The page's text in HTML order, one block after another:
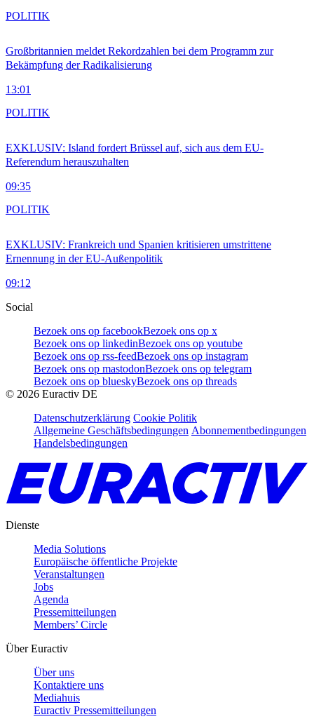
Großbritannien meldet Rekordzahlen bei dem Programm zur
Bekämpfung der Radikalisierung
13:01
POLITIK
EXKLUSIV: Island fordert Brüssel auf, sich aus dem EU-
Referendum herauszuhalten
09:35
POLITIK
EXKLUSIV: Frankreich und Spanien kritisieren umstrittene
Ernennung in der EU-Außenpolitik
09:12
POLITIK
Social
Bezoek ons op facebookBezoek ons op x
Bezoek ons op linkedinBezoek ons op youtube
Bezoek ons op rss-feedBezoek ons op instagram
Bezoek ons op mastodonBezoek ons op telegram
Bezoek ons op blueskyBezoek ons op threads
© 2026 Euractiv DE
Datenschutzerklärung Cookie Politik
Allgemeine Geschäftsbedingungen Abonnementbedingungen
Handelsbedingungen
Dienste
Media Solutions
Europäische öffentliche Projekte
Veranstaltungen
Jobs
Agenda
Pressemitteilungen
Members’ Circle
Über Euractiv
Über uns
Kontaktiere uns
Mediahuis
Euractiv Pressemitteilungen